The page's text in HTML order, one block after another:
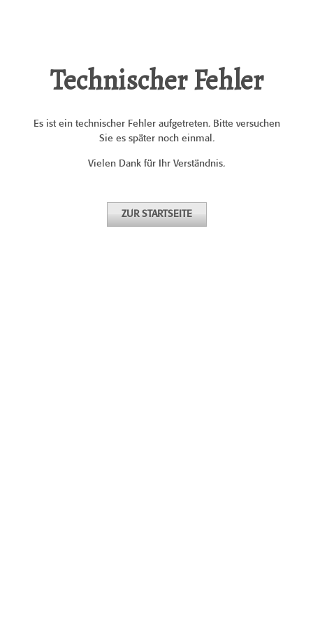
Technischer Fehler
Es ist ein technischer Fehler aufgetreten. Bitte versuchen
Sie es später noch einmal.
Vielen Dank für Ihr Verständnis.
ZUR STARTSEITE